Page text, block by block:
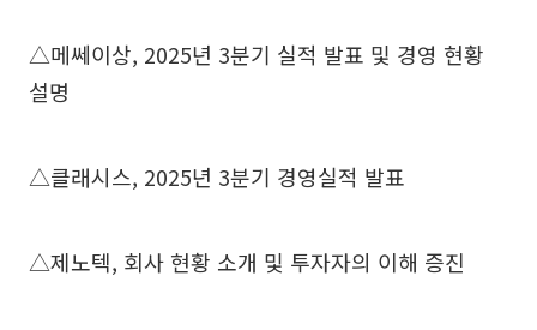
△메쎄이상, 2025년 3분기 실적 발표 및 경영 현황
설명
△클래시스, 2025년 3분기 경영실적 발표
△제노텍, 회사 현황 소개 및 투자자의 이해 증진